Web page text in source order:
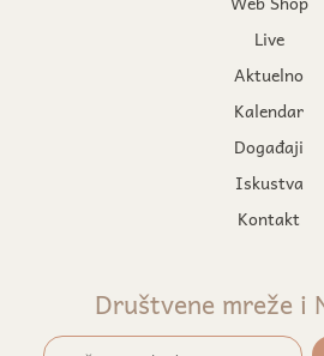
Live
Aktuelno
Kalendar
Događaji
Iskustva
Kontakt
Društvene mreže i